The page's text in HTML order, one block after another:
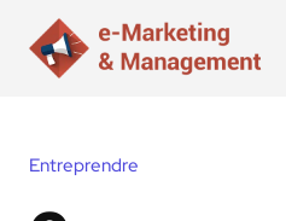
Entreprendre